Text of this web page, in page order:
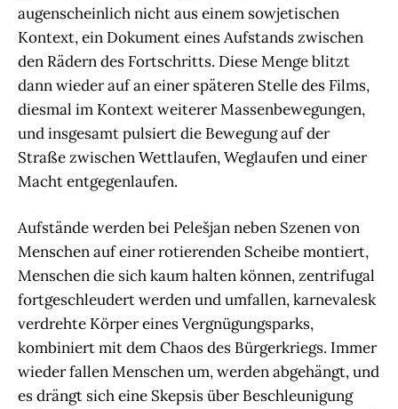
augenscheinlich nicht aus einem sowjetischen
Kontext, ein Dokument eines Aufstands zwischen
den Rädern des Fortschritts. Diese Menge blitzt
dann wieder auf an einer späteren Stelle des Films,
diesmal im Kontext weiterer Massenbewegungen,
und insgesamt pulsiert die Bewegung auf der
Straße zwischen Wettlaufen, Weglaufen und einer
Macht entgegenlaufen.
Aufstände werden bei Pelešjan neben Szenen von
Menschen auf einer rotierenden Scheibe montiert,
Menschen die sich kaum halten können, zentrifugal
fortgeschleudert werden und umfallen, karnevalesk
verdrehte Körper eines Vergnügungsparks,
kombiniert mit dem Chaos des Bürgerkriegs. Immer
wieder fallen Menschen um, werden abgehängt, und
es drängt sich eine Skepsis über Beschleunigung